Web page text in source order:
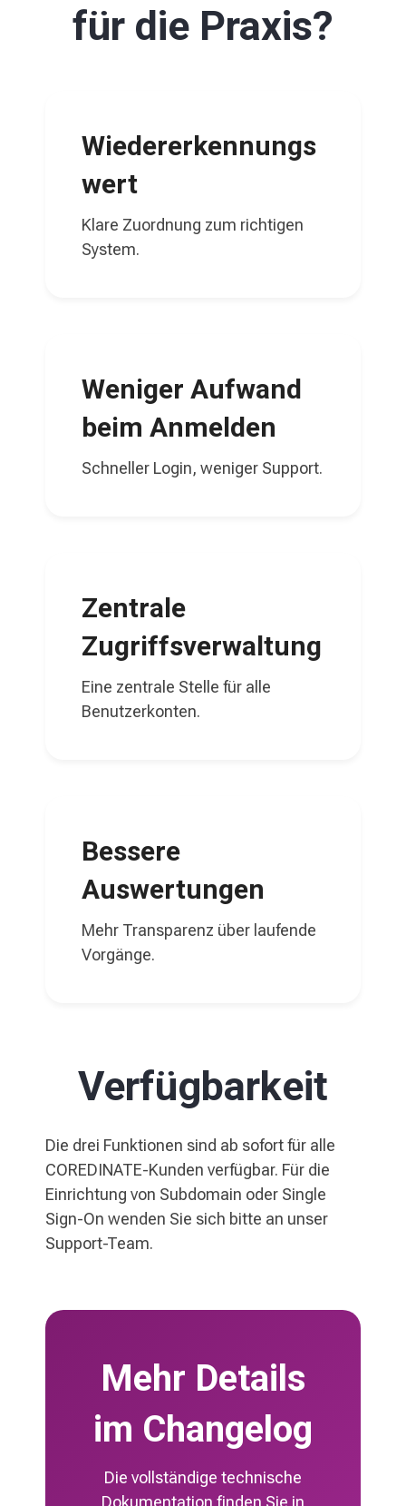
für die Praxis?
Wiedererkennungs
wert
Klare Zuordnung zum richtigen
System.
Weniger Aufwand
beim Anmelden
Schneller Login, weniger Support.
Zentrale
Zugriffsverwaltung
Eine zentrale Stelle für alle
Benutzerkonten.
Bessere
Auswertungen
Mehr Transparenz über laufende
Vorgänge.
Verfügbarkeit
Die drei Funktionen sind ab sofort für alle
COREDINATE-Kunden verfügbar. Für die
Einrichtung von Subdomain oder Single
Sign-On wenden Sie sich bitte an unser
Support-Team.
Mehr Details
im Changelog
Die vollständige technische
Dokumentation finden Sie in